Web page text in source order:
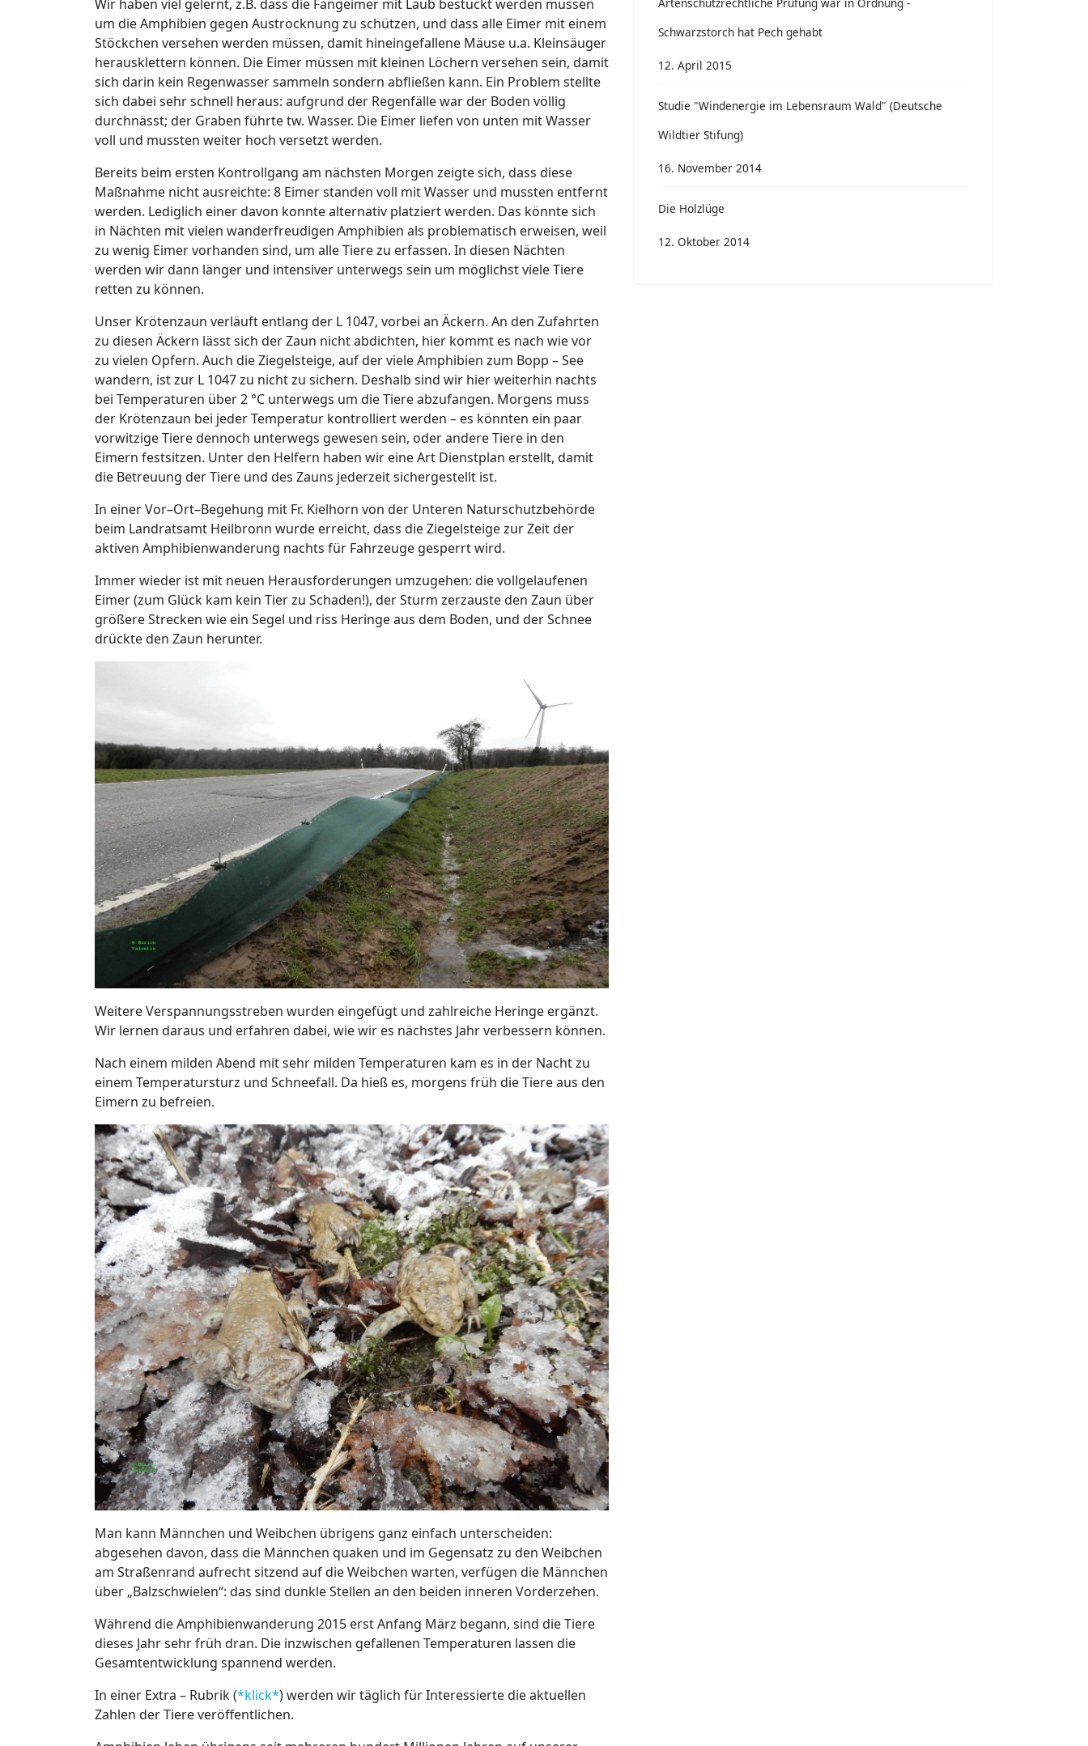
Wir haben viel gelernt, z.B. dass die Fangeimer mit Laub bestückt werden müssen
um die Amphibien gegen Austrocknung zu schützen, und dass alle Eimer mit einem
Stöckchen versehen werden müssen, damit hineingefallene Mäuse u.a. Kleinsäuger
herausklettern können. Die Eimer müssen mit kleinen Löchern versehen sein, damit
sich darin kein Regenwasser sammeln sondern abfließen kann. Ein Problem stellte
sich dabei sehr schnell heraus: aufgrund der Regenfälle war der Boden völlig
durchnässt; der Graben führte tw. Wasser. Die Eimer liefen von unten mit Wasser
voll und mussten weiter hoch versetzt werden.
Bereits beim ersten Kontrollgang am nächsten Morgen zeigte sich, dass diese
Maßnahme nicht ausreichte: 8 Eimer standen voll mit Wasser und mussten entfernt
werden. Lediglich einer davon konnte alternativ platziert werden. Das könnte sich
in Nächten mit vielen wanderfreudigen Amphibien als problematisch erweisen, weil
zu wenig Eimer vorhanden sind, um alle Tiere zu erfassen. In diesen Nächten
werden wir dann länger und intensiver unterwegs sein um möglichst viele Tiere
retten zu können.
Unser Krötenzaun verläuft entlang der L 1047, vorbei an Äckern. An den Zufahrten
zu diesen Äckern lässt sich der Zaun nicht abdichten, hier kommt es nach wie vor
zu vielen Opfern. Auch die Ziegelsteige, auf der viele Amphibien zum Bopp – See
wandern, ist zur L 1047 zu nicht zu sichern. Deshalb sind wir hier weiterhin nachts
bei Temperaturen über 2 °C unterwegs um die Tiere abzufangen. Morgens muss
der Krötenzaun bei jeder Temperatur kontrolliert werden – es könnten ein paar
vorwitzige Tiere dennoch unterwegs gewesen sein, oder andere Tiere in den
Eimern festsitzen. Unter den Helfern haben wir eine Art Dienstplan erstellt, damit
die Betreuung der Tiere und des Zauns jederzeit sichergestellt ist.
In einer Vor–Ort–Begehung mit Fr. Kielhorn von der Unteren Naturschutzbehörde
beim Landratsamt Heilbronn wurde erreicht, dass die Ziegelsteige zur Zeit der
aktiven Amphibienwanderung nachts für Fahrzeuge gesperrt wird.
Immer wieder ist mit neuen Herausforderungen umzugehen: die vollgelaufenen
Eimer (zum Glück kam kein Tier zu Schaden!), der Sturm zerzauste den Zaun über
größere Strecken wie ein Segel und riss Heringe aus dem Boden, und der Schnee
drückte den Zaun herunter.
Weitere Verspannungsstreben wurden eingefügt und zahlreiche Heringe ergänzt.
Wir lernen daraus und erfahren dabei, wie wir es nächstes Jahr verbessern können.
Nach einem milden Abend mit sehr milden Temperaturen kam es in der Nacht zu
einem Temperatursturz und Schneefall. Da hieß es, morgens früh die Tiere aus den
Eimern zu befreien.
Man kann Männchen und Weibchen übrigens ganz einfach unterscheiden:
abgesehen davon, dass die Männchen quaken und im Gegensatz zu den Weibchen
am Straßenrand aufrecht sitzend auf die Weibchen warten, verfügen die Männchen
über „Balzschwielen“: das sind dunkle Stellen an den beiden inneren Vorderzehen.
Während die Amphibienwanderung 2015 erst Anfang März begann, sind die Tiere
dieses Jahr sehr früh dran. Die inzwischen gefallenen Temperaturen lassen die
Gesamtentwicklung spannend werden.
In einer Extra – Rubrik (*klick*) werden wir täglich für Interessierte die aktuellen
Zahlen der Tiere veröffentlichen.
Schwarzstorch hat Pech gehabt
12. April 2015
Studie "Windenergie im Lebensraum Wald" (Deutsche
Wildtier Stifung)
16. November 2014
Die Holzlüge
12. Oktober 2014